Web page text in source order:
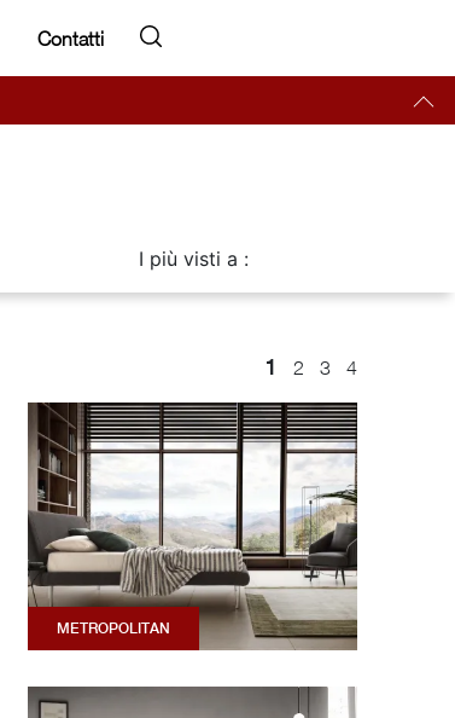
Contatti
I più visti a :
1 2 3 4
METROPOLITAN